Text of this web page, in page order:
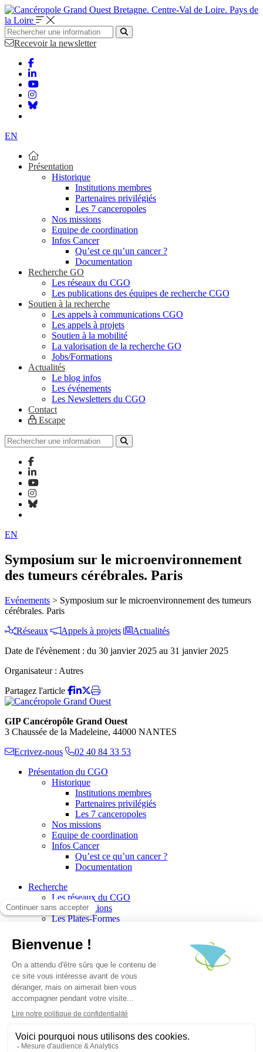
Bretagne. Centre-Val de Loire. Pays de
la Loire
Recevoir la newsletter
EN
Présentation
Historique
Institutions membres
Partenaires privilégiés
Les 7 canceropoles
Nos missions
Equipe de coordination
Infos Cancer
Qu’est ce qu’un cancer ?
Documentation
Recherche GO
Les réseaux du CGO
Les publications des équipes de recherche CGO
Soutien à la recherche
Les appels à communications CGO
Les appels à projets
Soutien à la mobilité
La valorisation de la recherche GO
Jobs/Formations
Actualités
Le blog infos
Les événements
Les Newsletters du CGO
Contact
Escape
EN
Symposium sur le microenvironnement
des tumeurs cérébrales. Paris
Evénements > Symposium sur le microenvironnement des tumeurs
cérébrales. Paris
Réseaux
Appels à projets
Actualités
Date de l'évènement : du 30 janvier 2025 au 31 janvier 2025
Organisateur : Autres
Partagez l'article
GIP Cancéropôle Grand Ouest
3 Chaussée de la Madeleine, 44000 NANTES
Ecrivez-nous
02 40 84 33 53
Présentation du CGO
Historique
Institutions membres
Partenaires privilégiés
Les 7 canceropoles
Nos missions
Equipe de coordination
Infos Cancer
Qu’est ce qu’un cancer ?
Documentation
Recherche
Les réseaux du CGO
Les publications
Les Plates-Formes
Les appels à communications
Les appels à projets
La valorisation de la recherche
Jobs/Formations
Actualités
Le blog infos
Les événements
Escape